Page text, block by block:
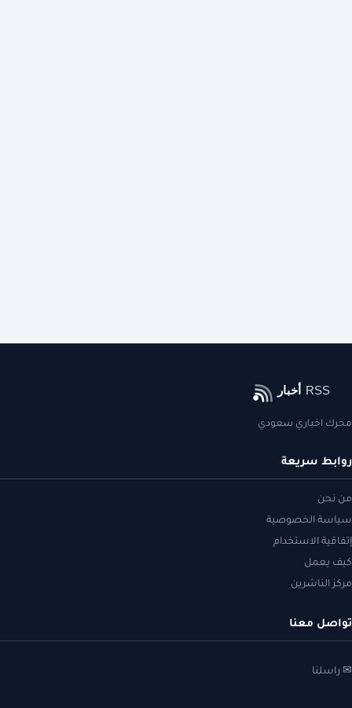
محرك اخباري سعودي
روابط سريعة
من نحن
سياسة الخصوصية
إتفاقية الاستخدام
كيف يعمل
مركز الناشرين
تواصل معنا
✉ راسلنا